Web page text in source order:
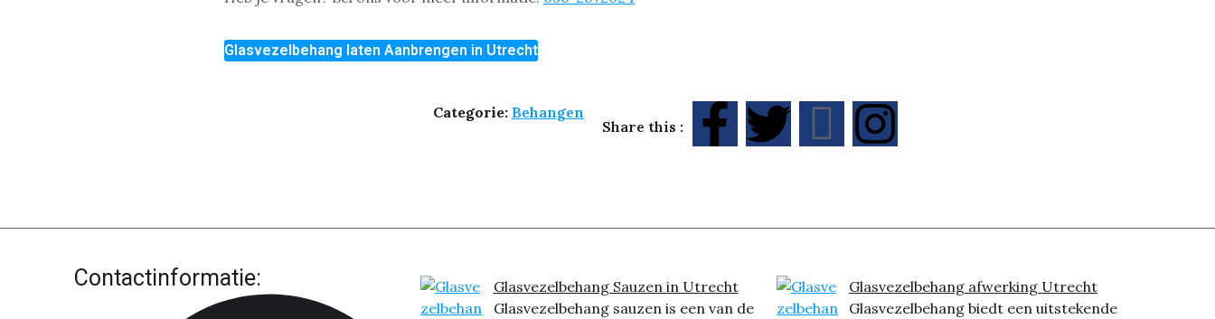
Glasvezelbehang laten Aanbrengen in Utrecht
Categorie: Behangen
Share this :
Contactinformatie:
Glasvezelbehang Sauzen in Utrecht
Glasvezelbehang sauzen is een van de
Glasvezelbehang afwerking Utrecht
Glasvezelbehang biedt een uitstekende